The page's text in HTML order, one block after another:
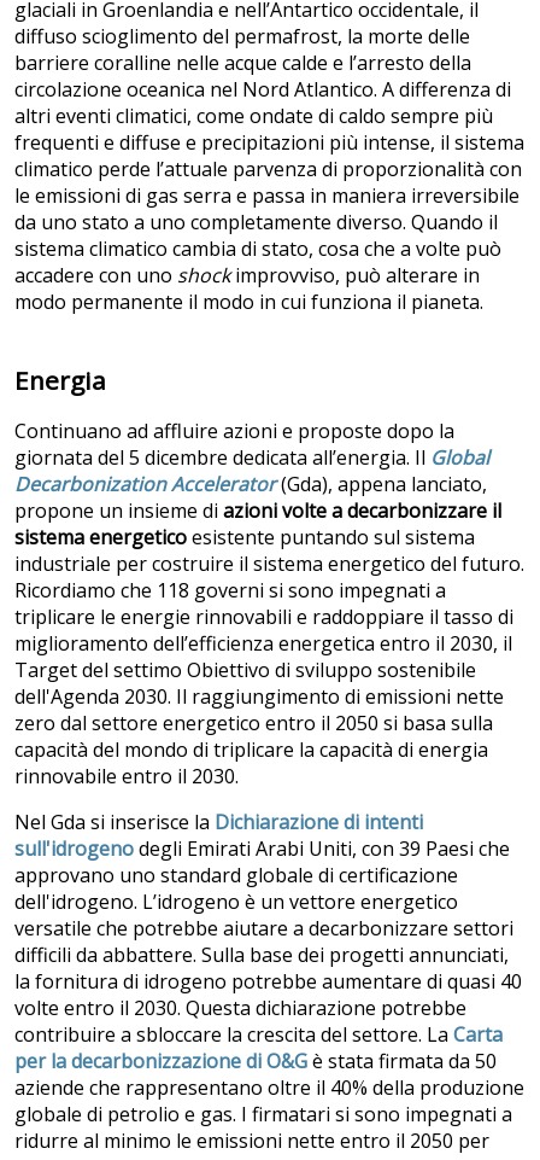
glaciali in Groenlandia e nell’Antartico occidentale, il
diffuso scioglimento del permafrost, la morte delle
barriere coralline nelle acque calde e l’arresto della
circolazione oceanica nel Nord Atlantico. A differenza di
altri eventi climatici, come ondate di caldo sempre più
frequenti e diffuse e precipitazioni più intense, il sistema
climatico perde l’attuale parvenza di proporzionalità con
le emissioni di gas serra e passa in maniera irreversibile
da uno stato a uno completamente diverso. Quando il
sistema climatico cambia di stato, cosa che a volte può
accadere con uno shockimprovviso, può alterare in
modo permanente il modo in cui funziona il pianeta.
Energia
Continuano ad affluire azioni e proposte dopo la
giornata del 5 dicembre dedicata all’energia. Il Global
Decarbonization Accelerator(Gda), appena lanciato,
propone un insieme di azioni volte a decarbonizzare il
sistema energeticoesistente puntando sul sistema
industriale per costruire il sistema energetico del futuro.
Ricordiamo che 118 governi si sono impegnati a
triplicare le energie rinnovabili e raddoppiare il tasso di
miglioramento dell’efficienza energetica entro il 2030, il
Target del settimo Obiettivo di sviluppo sostenibile
dell'Agenda 2030. Il raggiungimento di emissioni nette
zero dal settore energetico entro il 2050 si basa sulla
capacità del mondo di triplicare la capacità di energia
rinnovabile entro il 2030.
Nel Gda si inserisce la Dichiarazione di intenti
sull'idrogenodegli Emirati Arabi Uniti, con 39 Paesi che
approvano uno standard globale di certificazione
dell'idrogeno. L’idrogeno è un vettore energetico
versatile che potrebbe aiutare a decarbonizzare settori
difficili da abbattere. Sulla base dei progetti annunciati,
la fornitura di idrogeno potrebbe aumentare di quasi 40
volte entro il 2030. Questa dichiarazione potrebbe
contribuire a sbloccare la crescita del settore. La Carta
per la decarbonizzazione di O&Gè stata firmata da 50
aziende che rappresentano oltre il 40% della produzione
globale di petrolio e gas. I firmatari si sono impegnati a
ridurre al minimo le emissioni nette entro il 2050 per